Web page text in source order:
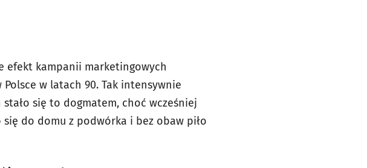
efekt kampanii marketingowych
w latach 90. Tak intensywnie
się to dogmatem, choć wcześniej
się do domu z podwórka i bez obaw piło